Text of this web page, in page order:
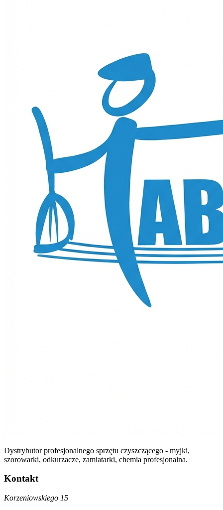
Dystrybutor profesjonalnego sprzętu czyszczącego - myjki,
szorowarki, odkurzacze, zamiatarki, chemia profesjonalna.
Kontakt
Korzeniowskiego 15